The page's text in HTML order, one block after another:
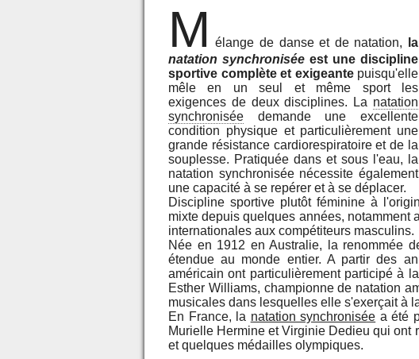
M élange de danse et de natation,
la
natation synchronisée est une discipline
sportive complète et exigeantepuisqu'elle
mêle en un seul et même sport les
exigences de deux disciplines. La natation
synchronisée demande une excellente
condition physique et particulièrement une
grande résistance cardiorespiratoire et de la
souplesse. Pratiquée dans et sous l'eau, la
natation synchronisée nécessite également
une capacité à se repérer et à se déplacer.
Discipline sportive plutôt féminine à
mixte depuis quelques années, notamment
internationales aux compétiteurs masculins.
Née en 1912 en Australie, la renommée
étendue au monde entier. A partir des
américain ont particulièrement participé à
Esther Williams, championne de natation
musicales dans lesquelles elle s'exerçait à
En France, la natation synchronisée a été
Murielle Hermine et Virginie Dedieu qui ont
et quelques médailles olympiques.